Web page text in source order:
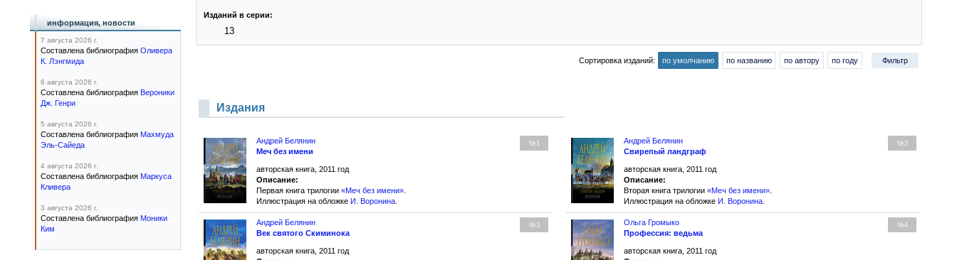
Изданий в серии:
13
Сортировка изданий: по умолчанию по названию по автору по году Фильтр
Издания
Андрей Белянин №1
Меч без имени
авторская книга, 2011 год
Описание:
Первая книга трилогии «Меч без имени»
Иллюстрация на обложке И. Воронина
Андрей Белянин №2
Свирепый ландграф
авторская книга, 2011 год
Описание:
Вторая книга трилогии «Меч без имени»
Иллюстрация на обложке И. Воронина
Андрей Белянин №3
Век святого Скиминока
авторская книга, 2011 год
Ольга Громыко №4
Профессия: ведьма
авторская книга, 2011 год
информация, новости
7 августа 2026 г.
Составлена библиография Оливера
К. Лэнгмида
6 августа 2026 г.
Составлена библиография Вероники
Дж. Генри
5 августа 2026 г.
Составлена библиография Махмуда
Эль-Сайеда
4 августа 2026 г.
Составлена библиография Маркуса
Кливера
3 августа 2026 г.
Составлена библиография Моники
Ким